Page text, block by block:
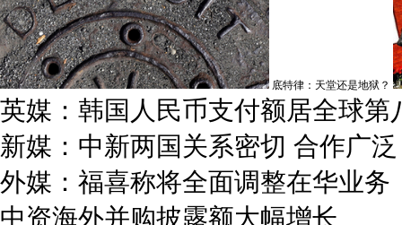
底特律：天堂还是地狱？
英媒：韩国人民币支付额居全球第
新媒：中新两国关系密切 合作广泛
外媒：福喜称将全面调整在华业务
中资海外并购披露额大幅增长